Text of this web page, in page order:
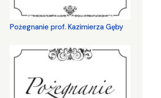
Pożegnanie prof. Kazimierza Gęby